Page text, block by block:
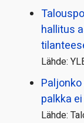
hallitus
Lähde:
palkka
Lähde: